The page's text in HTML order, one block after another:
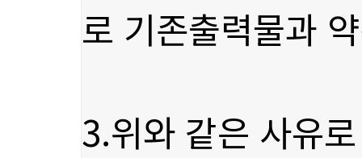
로 기존출력물과
3.위와 같은 사유